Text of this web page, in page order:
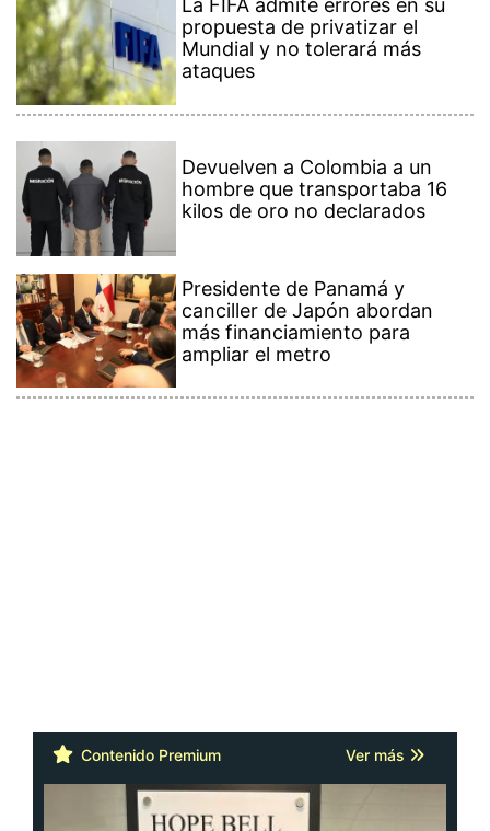
La FIFA admite errores en su
propuesta de privatizar el
Mundial y no tolerará más
ataques
Devuelven a Colombia a un
hombre que transportaba 16
kilos de oro no declarados
Presidente de Panamá y
canciller de Japón abordan
más financiamiento para
ampliar el metro
Contenido Premium Ver más